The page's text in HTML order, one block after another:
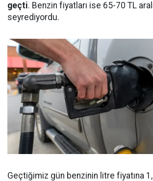
geçti. Benzin fiyatları ise 65-70 TL
seyrediyordu.
Geçtiğimiz gün benzinin litre fiyatına